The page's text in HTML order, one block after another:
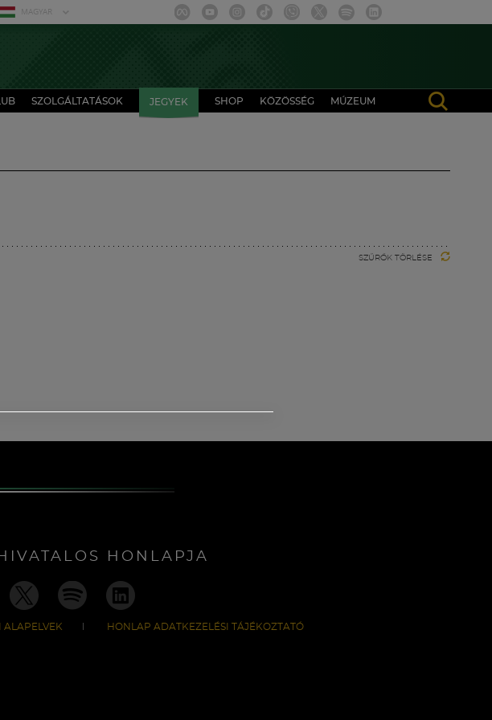
MAGYAR
SZOLGÁLTATÁSOK JEGYEK SHOP KÖZÖSSÉG MÚZEUM
SZŰRŐK TÖRLÉSE
HONLAPJA
ALAPELVEK HONLAP ADATKEZELÉSI TÁJÉKOZTATÓ